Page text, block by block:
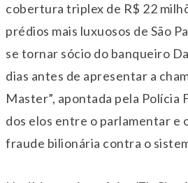
cobertura triplex de R$ 22
prédios mais luxuosos de São
se tornar sócio do banqueiro
dias antes de apresentar a
Master”, apontada pela Polícia
dos elos entre o parlamentar e
fraude bilionária contra o